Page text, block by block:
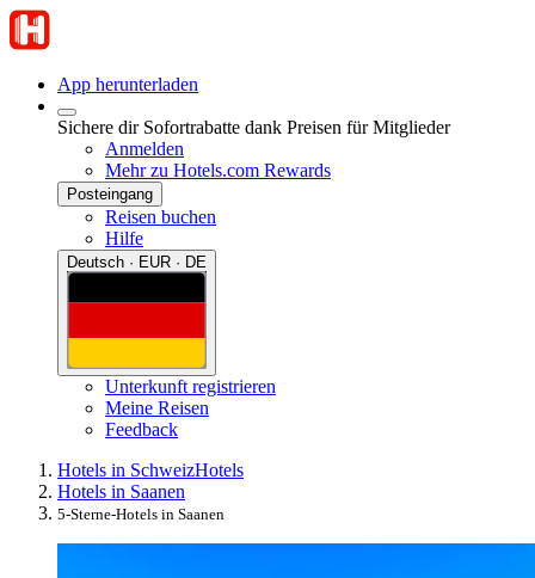
App herunterladen
Sichere dir Sofortrabatte dank Preisen für Mitglieder
Anmelden
Mehr zu Hotels.com Rewards
Posteingang
Reisen buchen
Hilfe
Deutsch · EUR · DE
Unterkunft registrieren
Meine Reisen
Feedback
Hotels in SchweizHotels
Hotels in Saanen
5-Sterne-Hotels in Saanen